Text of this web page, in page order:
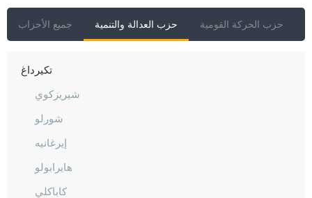
جميع الأحزاب حزب العدالة والتنمية حزب الحركة القومية
سيفاس
تكيرداغ
شيريزكوي
شورلو
إيرغانيه
هايرابولو
كاباكلي